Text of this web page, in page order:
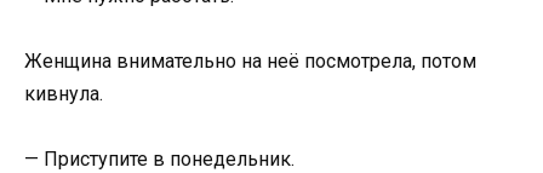
Женщина внимательно на неё посмотрела, потом
кивнула.
— Приступите в понедельник.